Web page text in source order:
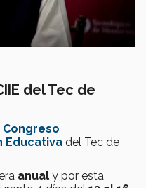
del Tec de
Congreso
Educativa del Tec de
anual y por esta